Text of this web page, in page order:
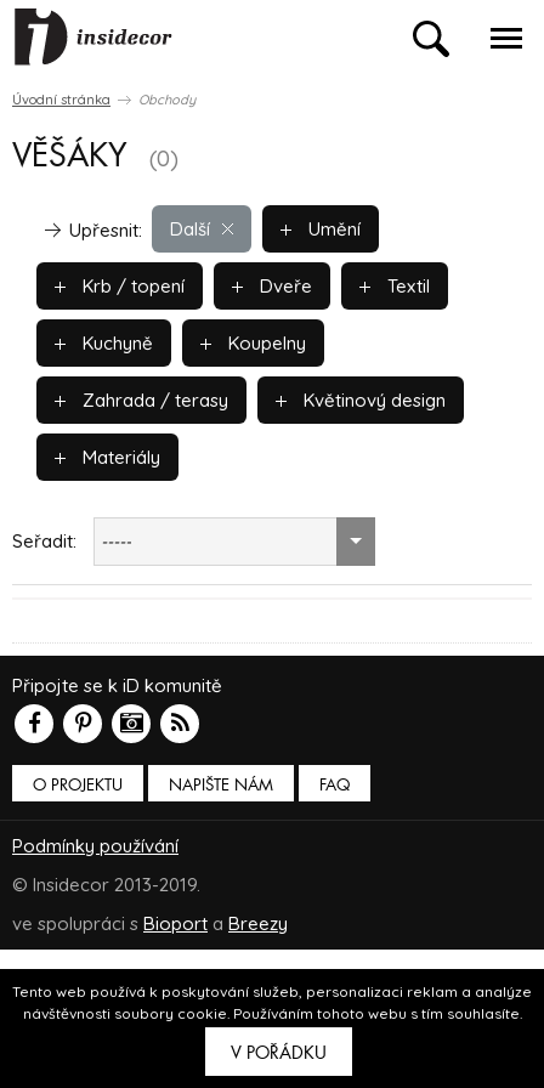
Tento web používá k poskytování služeb, personalizaci reklam a analýze
návštěvnosti soubory cookie. Používáním tohoto webu s tím souhlasíte.
V POŘÁDKU
Úvodní stránka Obchody
VĚŠÁKY (0)
Další
Upřesnit: Umění
Krb / topení Dveře Textil
Kuchyně Koupelny
Zahrada / terasy Květinový design
Materiály
Seřadit: -----
O PROJEKTU NAPIŠTE NÁM
Připojte se k iD komunitě
FAQ
Podmínky používání
© Insidecor 2013-2019.
ve spolupráci s Bioport a Breezy